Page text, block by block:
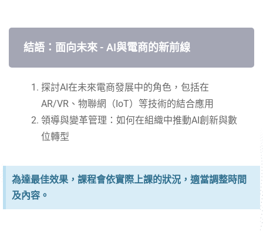
結語：面向未來 - AI與電商的新前線
探討AI在未來電商發展中的角色，包括在
AR/VR 、物聯網（IoT）等技術的結合應用
領導與變革管理：如何在組織中推動AI創新與數
位轉型
為達最佳效果，課程會依實際上課的狀況，適當調整時間
及內容。